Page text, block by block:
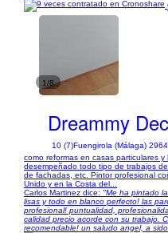
1/8
Dreammy
10 (7)Fuengirola (Málaga)
como reformas en casas particulares
desempeñado todo tipo de trabajos
de fachadas, etc. Pintor profesional
Unido y en la Costa del...
Carlos Martinez dice: "Me ha pintado
lisas y todo en blanco perfecto! las
profesional! puntualidad,
calidad precio acorde con su trabajo.
recomendable! un saludo angel, a